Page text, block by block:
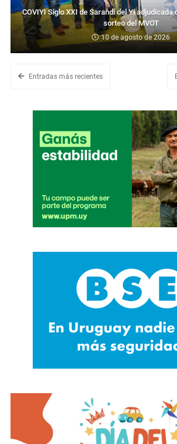
COVIYI Siglo XXI de Sarandí del Yí adjudicada
sorteo del MVOT
10 de agosto de 2026
Entradas más recientes